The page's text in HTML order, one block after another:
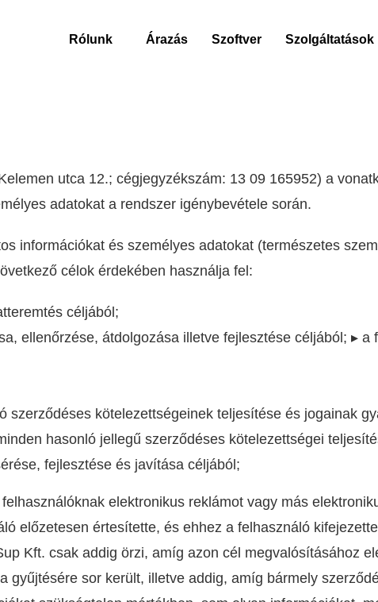
Rólunk Árazás Szoftver Szolgáltatások
utca 12.; cégjegyzékszám: 13 09 165952) a
adatokat a rendszer igénybevétele során.
információkat és személyes adatokat (természetes
célok érdekében használja fel:
céljából;
ellenőrzése, átdolgozása illetve fejlesztése céljából; ▸ a
szerződéses kötelezettségeinek teljesítése és jogainak
hasonló jellegű szerződéses kötelezettségei
fejlesztése és javítása céljából;
elektronikus reklámot vagy más
előzetesen értesítette, és ehhez a felhasználó
Kft. csak addig örzi, amíg azon cél megvalósításához
gyűjtésére sor került, illetve addig, amíg bármely